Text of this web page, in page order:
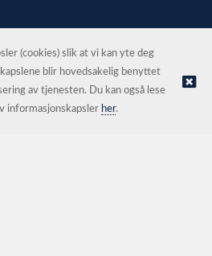
AS |Nettbutikk levert av Kréatif
(cookies) slik at vi kan yte deg
blir hovedsakelig benyttet
av tjenesten. Du kan også lese
informasjonskapsler her.